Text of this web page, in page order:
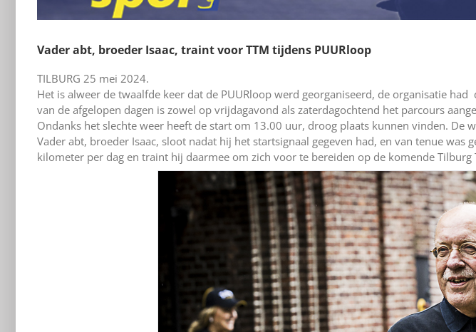
Vader abt, broeder Isaac, traint voor TTM tijdens PUURloop
TILBURG 25 mei 2024.
Het is alweer de twaalfde keer dat de PUURloop werd georganiseerd, de organisatie
van de afgelopen dagen is zowel op vrijdagavond als zaterdagochtend het parcours
Ondanks het slechte weer heeft de start om 13.00 uur, droog plaats kunnen vinden.
Vader abt, broeder Isaac, sloot nadat hij het startsignaal gegeven had, en van tenue
kilometer per dag en traint hij daarmee om zich voor te bereiden op de komende Tilburg